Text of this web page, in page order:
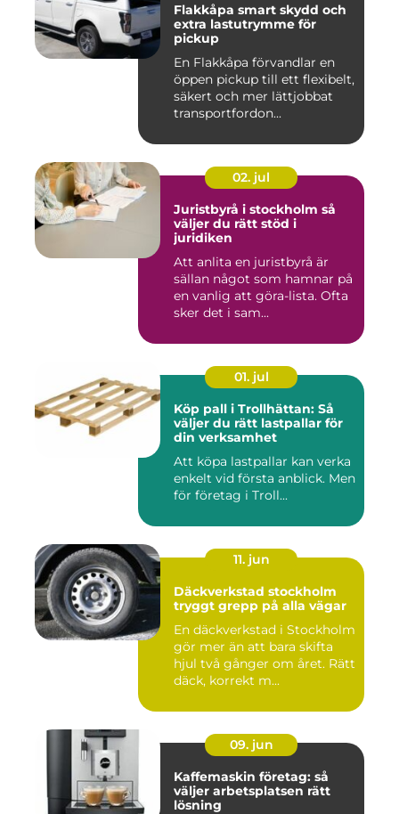
Flakkåpa smart skydd och
extra lastutrymme för
pickup
En Flakkåpa förvandlar en
öppen pickup till ett flexibelt,
säkert och mer lättjobbat
transportfordon...
02. jul
Juristbyrå i stockholm så
väljer du rätt stöd i
juridiken
Att anlita en juristbyrå är
sällan något som hamnar på
en vanlig att göra-lista. Ofta
sker det i sam...
01. jul
Köp pall i Trollhättan: Så
väljer du rätt lastpallar för
din verksamhet
Att köpa lastpallar kan verka
enkelt vid första anblick. Men
för företag i Troll...
11. jun
Däckverkstad stockholm
tryggt grepp på alla vägar
En däckverkstad i Stockholm
gör mer än att bara skifta
hjul två gånger om året. Rätt
däck, korrekt m...
09. jun
Kaffemaskin företag: så
väljer arbetsplatsen rätt
lösning